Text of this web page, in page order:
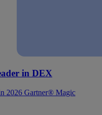
in DEX
2026 Gartner® Magic